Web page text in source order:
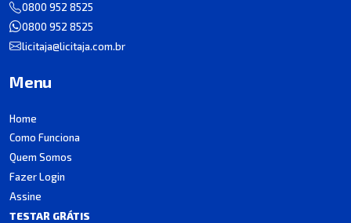
0800 952 8525
0800 952 8525
licitaja@licitaja.com.br
Menu
Home
Como Funciona
Quem Somos
Fazer Login
Assine
TESTAR GRÁTIS